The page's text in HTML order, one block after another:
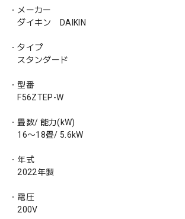
・メーカー
ダイキン DAIKIN
・タイプ
スタンダード
・型番
F56ZTEP-W
・畳数/ 能力(kW)
16〜18畳/ 5.6kW
・年式
2022年製
・電圧
200V